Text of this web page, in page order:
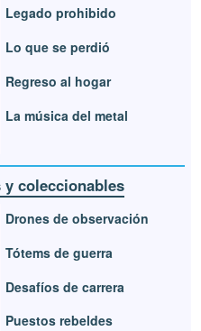
Legado prohibido
Lo que se perdió
Regreso al hogar
La música del metal
coleccionables
Drones de observación
Tótems de guerra
Desafíos de carrera
Puestos rebeldes